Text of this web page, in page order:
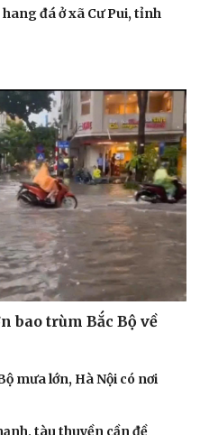
đá ở xã Cư Pui, tỉnh
bao trùm Bắc Bộ về
mưa lớn, Hà Nội có nơi
tàu thuyền cần đề